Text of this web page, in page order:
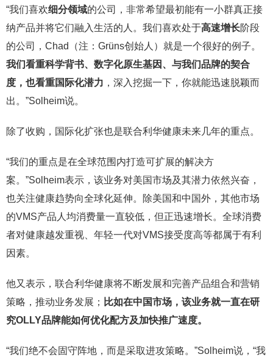
“我们喜欢细分领域的公司，非常希望最初能有一小群真正接
纳产品并将它们融入生活的人。我们喜欢处于高速增长阶段
的公司，Chad（注：Grüns创始人）就是一个很好的例子。
我们看重科学背书、 数字化原生基因、与我们品牌的契合
度，也看重国际化潜力 ，深入挖掘一下，你就能迅速脱颖而
出。”Solheim说。
除了收购，国际化扩张也是联合利华健康未来几年的重点。
“我们的重点是在全球范围内打造可扩展的解决方
案。”Solheim表示，该业务对美国市场及其潜力依然兴奋，
也关注健康趋势向全球化延伸。除美国和中国外，其他市场
的VMS产品人均消费量一直较低，但正迅速增长。全球消费
者对健康越发重视、年轻一代对VMS接受度高等都属于有利
因素。
他又表示，联合利华健康将不断发展和完善产品组合和营销
策略，推动业务发展； 比如在中国市场，该业务就一直在研
究OLLY品牌能如何优化配方及加快推广速度。
“我们绝不会固守阵地，而是采取进攻策略。”Solheim说，“我